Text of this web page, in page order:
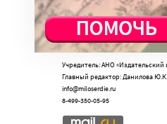
помощи «Милосердие»
Учредитель: АНО
Главный редактор: Данилова Ю.К.
info@miloserdie.ru
8-499-350-05-95